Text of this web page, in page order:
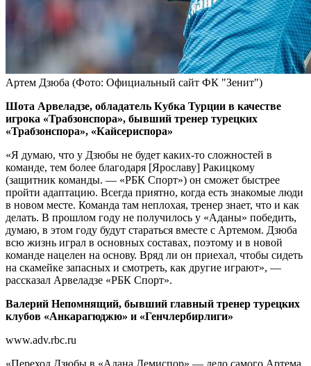
Артем Дзюба (Фото: Официальный сайт ФК "Зенит")
Шота Арвеладзе, обладатель Кубка Турции в качестве
игрока «Трабзонспора», бывший тренер турецких
«Трабзонспора», «Кайсериспора»
«Я думаю, что у Дзюбы не будет каких-то сложностей в
команде, тем более благодаря [Ярославу] Ракицкому
(защитник команды. — «РБК Спорт») он сможет быстрее
пройти адаптацию. Всегда приятно, когда есть знакомые люди
в новом месте. Команда там неплохая, тренер знает, что и как
делать. В прошлом году не получилось у «Аданы» победить,
думаю, в этом году будут стараться вместе с Артемом. Дзюба
всю жизнь играл в основных составах, поэтому и в новой
команде нацелен на основу. Вряд ли он приехал, чтобы сидеть
на скамейке запасных и смотреть, как другие играют», —
рассказал Арвеладзе «РБК Спорт».
Валерий Непомнящий, бывший главный тренер турецких
клубов «Анкарагюджю» и «Генчлербирлиги»
www.adv.rbc.ru
«Переход Дзюбы в «Адана Демиспор» — дело самого Артема.